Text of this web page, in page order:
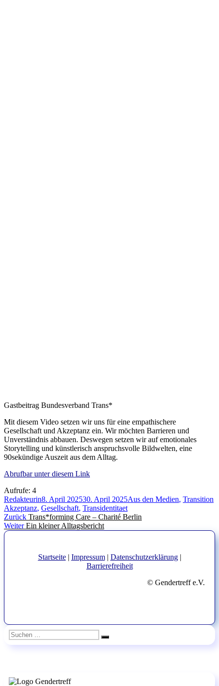
Gastbeitrag Bundesverband Trans*
Mit diesem Video setzen wir uns für eine empathischere
Gesellschaft und Akzeptanz ein. Wir möchten Barrieren und
Unverständnis abbauen. Deswegen setzen wir auf emotionales
Storytelling und künstlerisch anspruchsvolle Bildwelten, eine
90sekündige Auszeit aus dem Alltag.
Abrufbar unter diesem Link
Aufrufe: 4
Autor
RedakteurinVeröffentlicht
am
8. April 202530. April 2025Kategorien
Aus den Medien, Transition
Akzeptanz, Gesellschaft, Transidentitaet
Beitragsnavigation
Zurück Vorheriger
Beitrag:
Trans*forming Care – Charité Berlin
Weiter Nächster
Ein kleiner Alltagsbericht
Startseite| Impressum| Datenschutzerklärung|
Barrierefreiheit
© Gendertreff e.V.
Suchen
nach:
Suchen